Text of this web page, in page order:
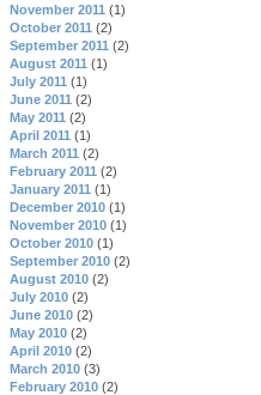
November 2011 (1)
October 2011 (2)
September 2011 (2)
August 2011 (1)
July 2011 (1)
June 2011 (2)
May 2011 (2)
April 2011 (1)
March 2011 (2)
February 2011 (2)
January 2011 (1)
December 2010 (1)
November 2010 (1)
October 2010 (1)
September 2010 (2)
August 2010 (2)
July 2010 (2)
June 2010 (2)
May 2010 (2)
April 2010 (2)
March 2010 (3)
February 2010 (2)